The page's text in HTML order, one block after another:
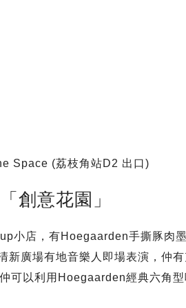
Space (荔枝角站D2 出口)
創意花園」
小店，有Hoegaarden手撕豚肉墨
廣場有地音樂人即場表演，仲
可以利用Hoegaarden經典六角